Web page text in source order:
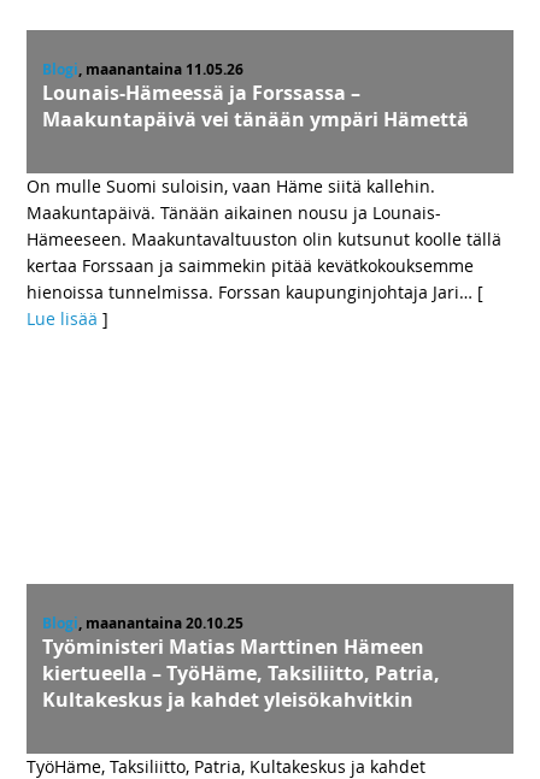
Blogi, maanantaina 11.05.26
Lounais-Hämeessä ja Forssassa –
Maakuntapäivä vei tänään ympäri Hämettä
On mulle Suomi suloisin, vaan Häme siitä kallehin.
Maakuntapäivä. Tänään aikainen nousu ja Lounais-
Hämeeseen. Maakuntavaltuuston olin kutsunut koolle tällä
kertaa Forssaan ja saimmekin pitää kevätkokouksemme
hienoissa tunnelmissa. Forssan kaupunginjohtaja Jari… [
Lue lisää ]
Blogi, maanantaina 20.10.25
Työministeri Matias Marttinen Hämeen
kiertueella – TyöHäme, Taksiliitto, Patria,
Kultakeskus ja kahdet yleisökahvitkin
TyöHäme, Taksiliitto, Patria, Kultakeskus ja kahdet